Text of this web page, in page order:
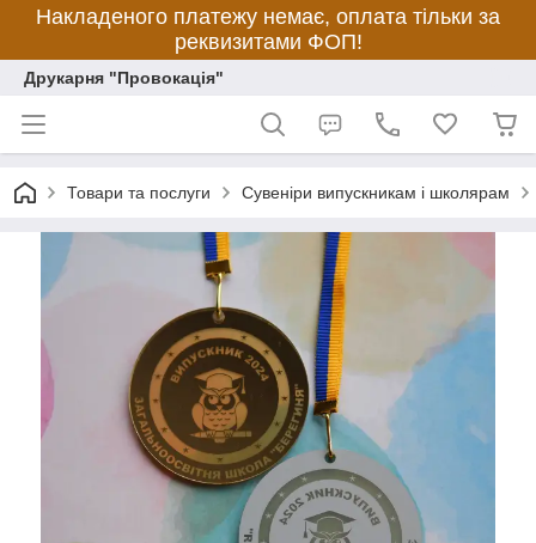
Накладеного платежу немає, оплата тільки за
реквизитами ФОП!
Друкарня "Провокація"
Товари та послуги Сувеніри випускникам і школярам